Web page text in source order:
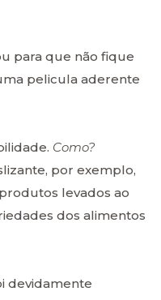
para que não fique
pelicula aderente
Como?
por exemplo,
levados ao
dos alimentos
devidamente